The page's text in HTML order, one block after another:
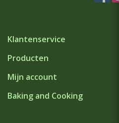
Klantenservice
Producten
Mijn account
Baking and Cooking